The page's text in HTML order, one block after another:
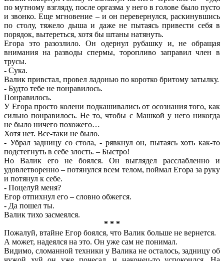
по мутному взгляду, после оргазма у него в голове было пусто
и звонко. Еще мгновение – и он перевернулся, раскинувшись
по столу, тяжело дыша и даже не пытаясь привести себя в
порядок, вытереться, хотя бы штаны натянуть.
Егора это разозлило. Он одернул рубашку и, не обращая
внимания на разводы спермы, торопливо заправил член в
трусы.
- Сука.
Валик привстал, провел ладонью по коротко бритому затылку.
- Будто тебе не понравилось.
Понравилось.
У Егора просто колени подкашивались от осознания того, как
сильно понравилось. Не то, чтобы с Машкой у него никогда
не было ничего похожего…
Хотя нет. Все-таки не было.
- Убрал задницу со стола, - рявкнул он, пытаясь хоть как-то
подстегнуть в себе злость. – Быстро!
Но Валик его не боялся. Он выглядел расслабленно и
удовлетворенно – потянулся всем телом, поймал Егора за руку
и потянул к себе.
- Поцелуй меня?
Егор отпихнул его – словно обжегся.
- Да пошел ты.
Валик тихо засмеялся.
* * *
Пожалуй, втайне Егор боялся, что Валик больше не вернется.
А может, надеялся на это. Он уже сам не понимал.
Видимо, сломанной техники у Валика не осталось, задницу об